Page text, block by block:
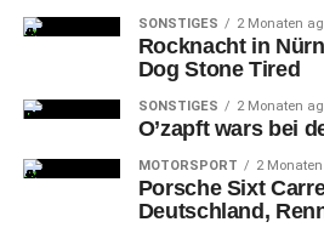
SONSTIGES 2 Monaten
Rocknacht in
Dog Stone Tired
SONSTIGES 2 Monaten
O’zapft wars bei
MOTORSPORT 2
Porsche Sixt
Deutschland,